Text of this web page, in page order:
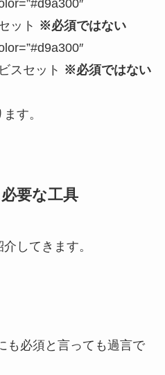
ット ※必須ではない
スセット ※必須ではない
す。
要な工具
してきます。
も必須と言っても過言で